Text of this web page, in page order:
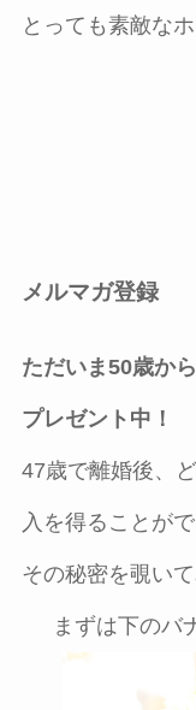
とっても素敵な
メルマガ登録
ただいま50歳か
プレゼント中！
47歳で離婚後、
入を得ることが
その秘密を覗い
まずは下のバ